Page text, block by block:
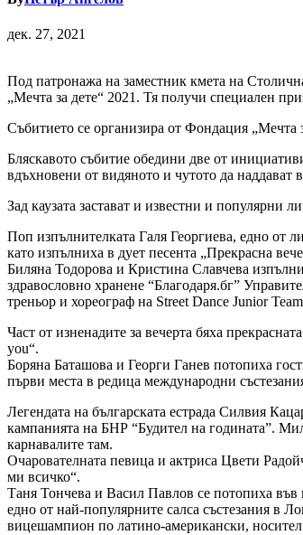
дек. 27, 2021
Под патронажа на заместник кмета на
„Мечта за дете“ 2021. Тя получи специален
Събитието се организира от Фондация „Мечта
Бляскавото събитие обедини две от
вдъхновени от видяното и чутото да наддават
Зад каузата застават и известни и
Поп изпълнителката Галя Георгиева, едно от
като изпълниха в дует песента „Прекрасна
Биляна Тодорова и Кристина Славчева
здравословно хранене “Благодаря.бг”
треньор и хореограф на Street Dance Junior
Част от изненадите за вечерта бяха
you“.
Боряна Баташова и Георги Ганев потопиха
първи места в редица международни
Легендата на българската естрада Силвия
кампанията на БНР “Будител на годината”.
карнавалите там.
Очарователната певица и актриса Цвети
ми всичко“.
Таня Тончева и Васил Павлов се потопиха във
едно от най-популярните салса състезания в
вицешампион по латино-американски,